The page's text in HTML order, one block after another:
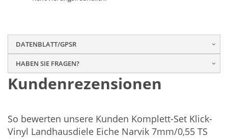
DATENBLATT/GPSR
HABEN SIE FRAGEN?
Kundenrezensionen
So bewerten unsere Kunden Komplett-Set Klick-
Vinyl Landhausdiele Eiche Narvik 7mm/0,55 TS